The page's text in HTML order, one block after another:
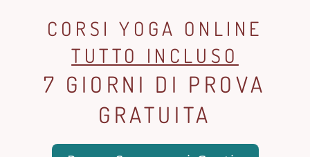
CORSI YOGA ONLINE
TUTTO INCLUSO
7 GIORNI DI PROVA
GRATUITA